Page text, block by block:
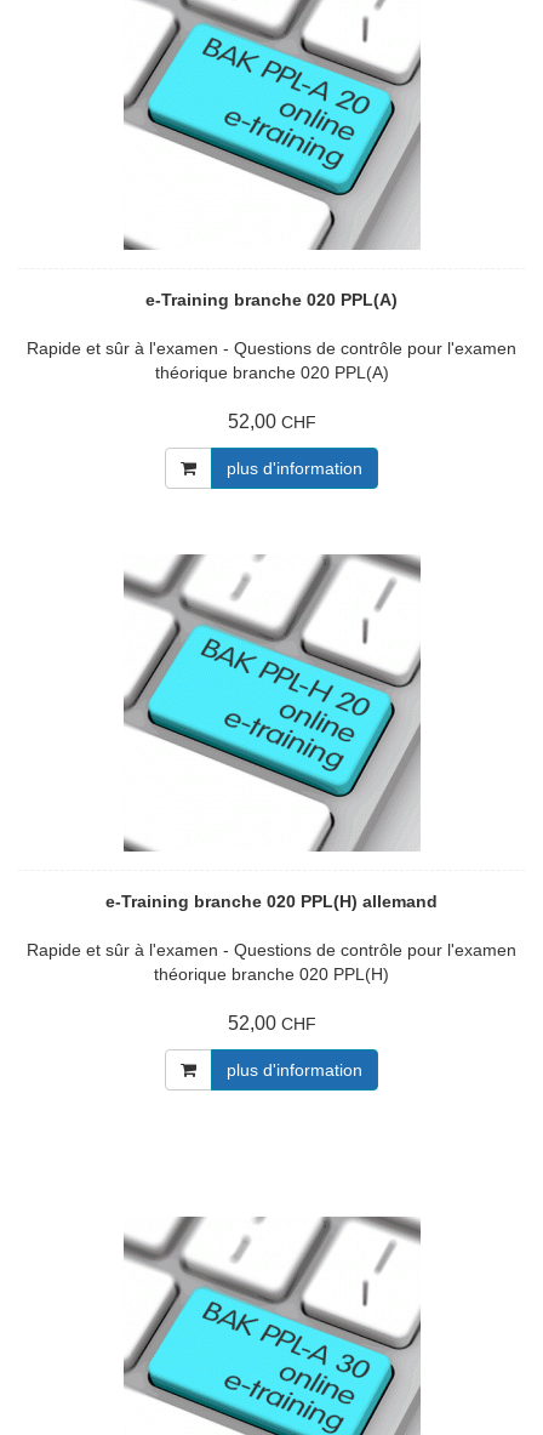
e-Training branche 020 PPL(A)
Rapide et sûr à l'examen - Questions de contrôle pour l'examen
théorique branche 020 PPL(A)
52,00 CHF
plus d'information
e-Training branche 020 PPL(H) allemand
Rapide et sûr à l'examen - Questions de contrôle pour l'examen
théorique branche 020 PPL(H)
52,00 CHF
plus d'information